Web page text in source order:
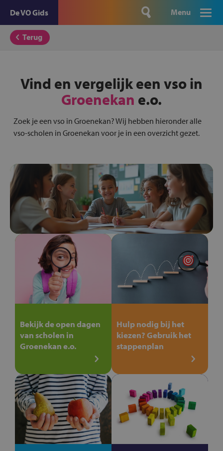
De VO Gids Menu
Terug
Vind en vergelijk een vso in
Groenekan e.o.
Zoek je een vso in Groenekan? Wij hebben hieronder alle
vso-scholen in Groenekan voor je in een overzicht gezet.
Bekijk de open dagen
van scholen in
Groenekan e.o.
Hulp nodig bij het
kiezen? Gebruik het
stappenplan